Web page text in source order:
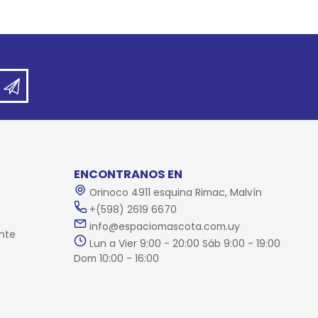
ENCONTRANOS EN
Orinoco 4911 esquina Rimac, Malvín
+(598) 2619 6670
info@espaciomascota.com.uy
Lun a Vier 9:00 - 20:00 Sáb 9:00 - 19:00
Dom 10:00 - 16:00